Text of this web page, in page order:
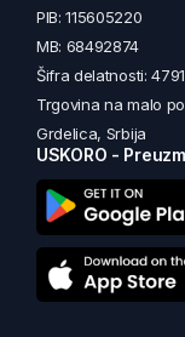
PIB: 115605220
MB: 68492874
Šifra delatnosti: 4791
Trgovina na malo
Grdelica, Srbija
USKORO -